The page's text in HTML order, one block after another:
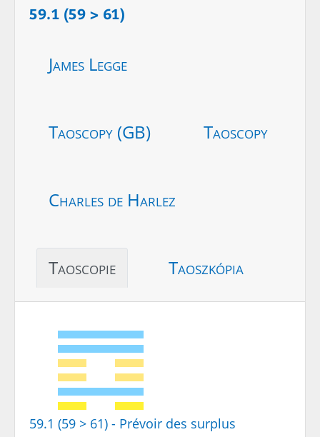
59.1 (59 > 61)
James Legge
Taoscopy (GB) Taoscopy
Charles de Harlez
Taoscopie Taoszkópia
59.1 (59 > 61) - Prévoir des surplus